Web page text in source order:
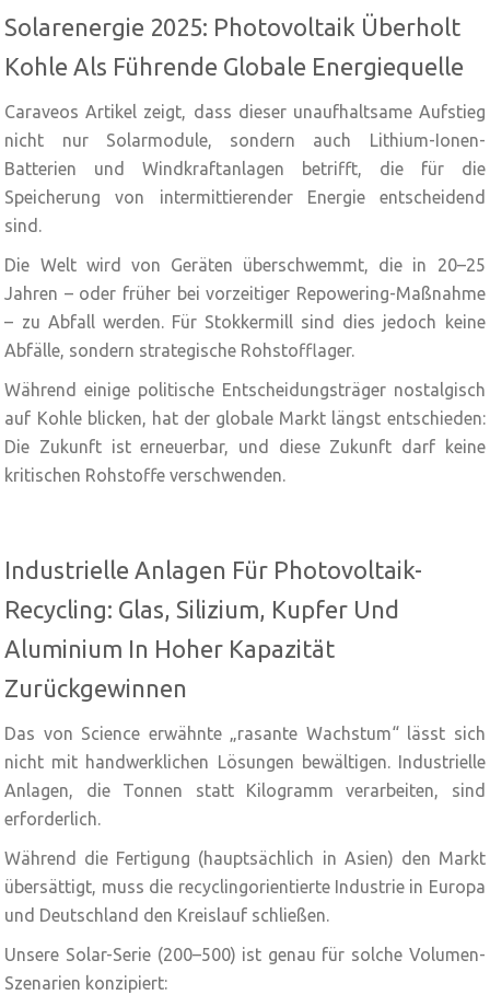
Solarenergie 2025: Photovoltaik Überholt
Kohle Als Führende Globale Energiequelle
Caraveos Artikel zeigt, dass dieser unaufhaltsame Aufstieg
nicht nur Solarmodule, sondern auch Lithium-Ionen-
Batterien und Windkraftanlagen betrifft, die für die
Speicherung von intermittierender Energie entscheidend
sind.
Die Welt wird von Geräten überschwemmt, die in 20–25
Jahren – oder früher bei vorzeitiger Repowering-Maßnahme
– zu Abfall werden. Für Stokkermill sind dies jedoch keine
Abfälle, sondern strategische Rohstofflager.
Während einige politische Entscheidungsträger nostalgisch
auf Kohle blicken, hat der globale Markt längst entschieden:
Die Zukunft ist erneuerbar, und diese Zukunft darf keine
kritischen Rohstoffe verschwenden.
Industrielle Anlagen Für Photovoltaik-
Recycling: Glas, Silizium, Kupfer Und
Aluminium In Hoher Kapazität
Zurückgewinnen
Das von Science erwähnte „rasante Wachstum“ lässt sich
nicht mit handwerklichen Lösungen bewältigen. Industrielle
Anlagen, die Tonnen statt Kilogramm verarbeiten, sind
erforderlich.
Während die Fertigung (hauptsächlich in Asien) den Markt
übersättigt, muss die recyclingorientierte Industrie in Europa
und Deutschland den Kreislauf schließen.
Unsere Solar-Serie (200–500) ist genau für solche Volumen-
Szenarien konzipiert: